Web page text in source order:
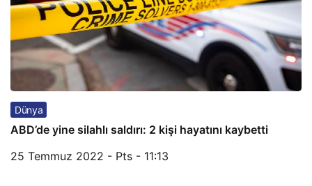
Dünya
ABD’de yine silahlı saldırı: 2 kişi hayatını kaybetti
25 Temmuz 2022 - Pts - 11:13